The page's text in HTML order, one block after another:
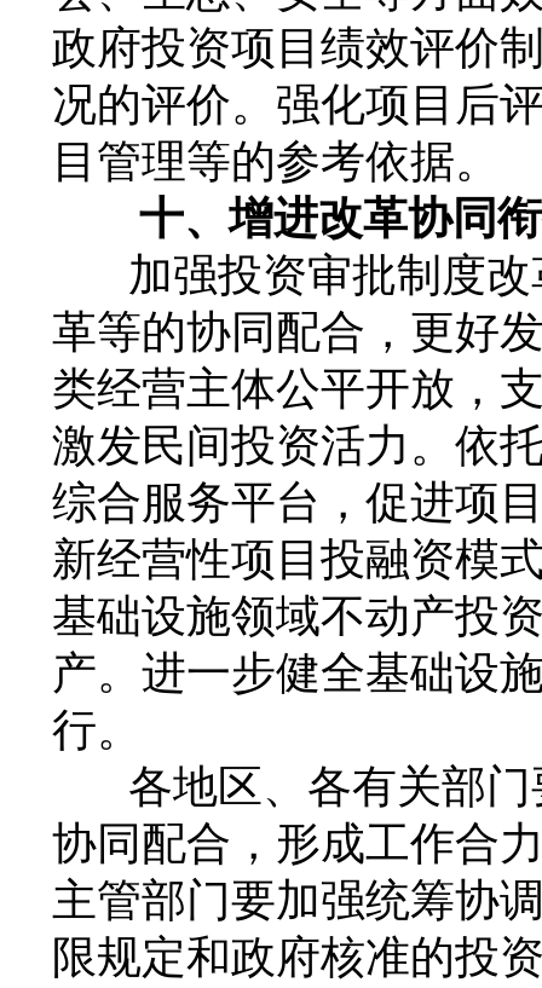
政府投资项目绩效评价
况的评价。强化项目后
目管理等的参考依据。
十、增进改革协同
加强投资审批制度
革等的协同配合，更好
类经营主体公平开放，
激发民间投资活力。依
综合服务平台，促进项
新经营性项目投融资模
基础设施领域不动产投
产。进一步健全基础设
行。
各地区、各有关部
协同配合，形成工作合
主管部门要加强统筹协
限规定和政府核准的投